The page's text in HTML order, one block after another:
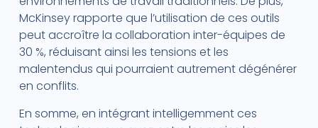
McKinsey rapporte que l’utilisation de ces outils
peut accroître la collaboration inter-équipes de
30 %, réduisant ainsi les tensions et les
malentendus qui pourraient autrement dégénérer
en conflits.
En somme, en intégrant intelligemment ces